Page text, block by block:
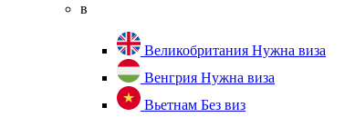
в
Великобритания Нужна виза
Венгрия Нужна виза
Вьетнам Без виз